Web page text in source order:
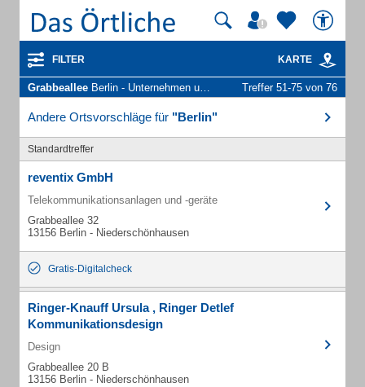
FILTER KARTE
Grabbeallee Berlin - Unternehmen und Personen Treffer 51-75 von 76
Andere Ortsvorschläge für "Berlin"
Standardtreffer
reventix GmbH
Telekommunikationsanlagen und -geräte
Grabbeallee 32
13156 Berlin - Niederschönhausen
Gratis-Digitalcheck
Ringer-Knauff Ursula , Ringer Detlef
Kommunikationsdesign
Design
Grabbeallee 20 B
13156 Berlin - Niederschönhausen